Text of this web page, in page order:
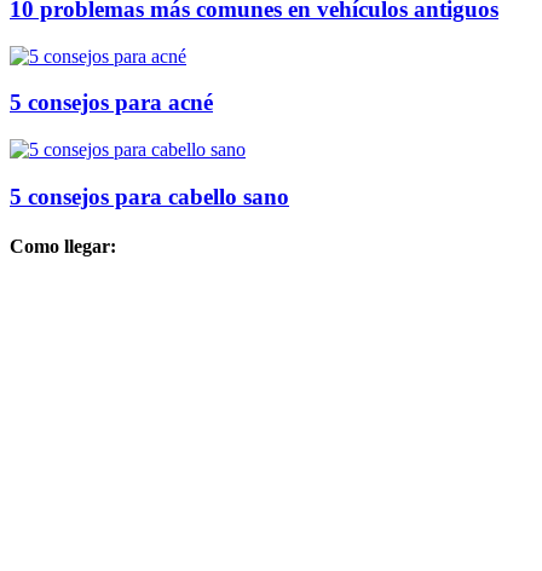
10 problemas más comunes en vehículos antiguos
5 consejos para acné
5 consejos para cabello sano
Como llegar: